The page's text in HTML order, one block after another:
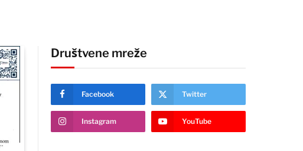
Društvene mreže
Facebook Twitter
Instagram YouTube